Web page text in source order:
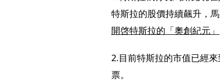
特斯拉的股價持續飆升，
開啓特斯拉的「奧創紀元」
2.目前特斯拉的市值已經
票。